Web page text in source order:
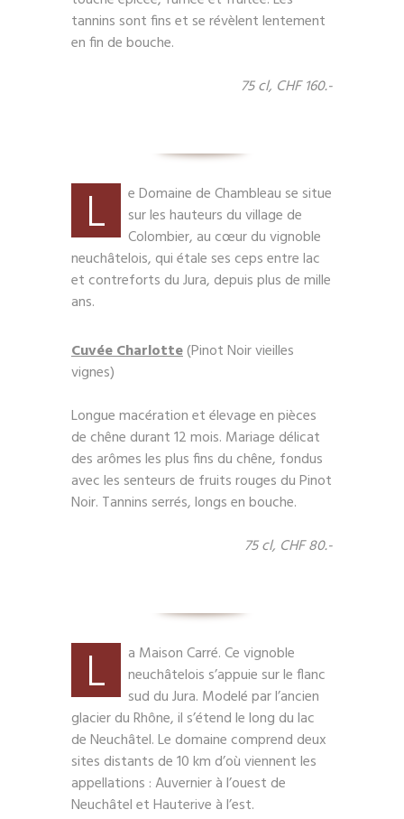
tannins sont fins et se révèlent lentement
en fin de bouche.
75 cl, CHF 160.-
L
e Domaine de Chambleau se situe
sur les hauteurs du village de
Colombier, au cœur du vignoble
neuchâtelois, qui étale ses ceps entre lac
et contreforts du Jura, depuis plus de mille
ans.
Cuvée Charlotte(Pinot Noir vieilles
vignes)
Longue macération et élevage en pièces
de chêne durant 12 mois. Mariage délicat
des arômes les plus fins du chêne, fondus
avec les senteurs de fruits rouges du Pinot
Noir. Tannins serrés, longs en bouche.
75 cl, CHF 80.-
L
a Maison Carré. Ce vignoble
neuchâtelois s’appuie sur le flanc
sud du Jura. Modelé par l’ancien
glacier du Rhône, il s’étend le long du lac
de Neuchâtel. Le domaine comprend deux
sites distants de 10 km d’où viennent les
appellations : Auvernier à l’ouest de
Neuchâtel et Hauterive à l’est.